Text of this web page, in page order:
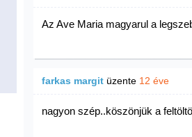
Az Ave Maria magyarul a
farkas margit üzente 12 éve
nagyon szép..köszönjük a